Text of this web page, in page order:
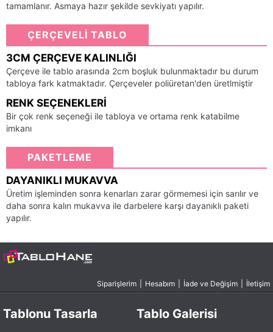
tamamlanır. Asmaya hazır şekilde sevkiyatı yapılır.
ÇERÇEVELİ TABLO
3CM ÇERÇEVE KALINLIĞI
Çerçeve ile tablo arasında 2cm boşluk bulunmaktadır bu durum
tabloya fark katmaktadır. Çerçeveler poliüretan'den üretlmiştir
RENK SEÇENEKLERI
Bir çok renk seçeneği ile tabloya ve ortama renk katabilme
imkanı
PAKETLEME
DAYANIKLI MUKAVVA
Üretim işleminden sonra kenarları zarar görmemesi için sarılır ve
daha sonra kalın mukavva ile darbelere karşı dayanıklı paketi
yapılır.
Siparişlerim Hesabım İade ve Değişim İletişim
Tablonu Tasarla Tablo Galerisi